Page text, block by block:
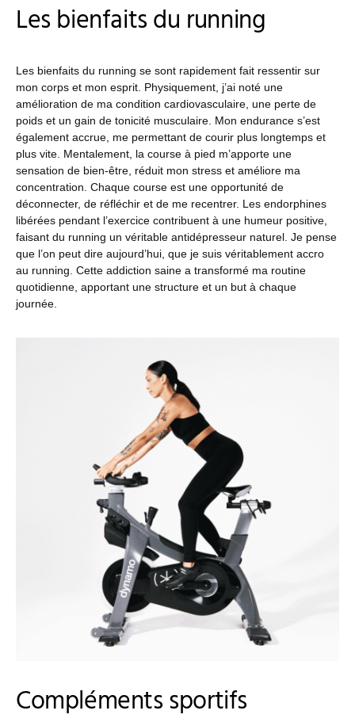
Les bienfaits du running
Les bienfaits du running se sont rapidement fait ressentir sur
mon corps et mon esprit. Physiquement, j’ai noté une
amélioration de ma condition cardiovasculaire, une perte de
poids et un gain de tonicité musculaire. Mon endurance s’est
également accrue, me permettant de courir plus longtemps et
plus vite. Mentalement, la course à pied m’apporte une
sensation de bien-être, réduit mon stress et améliore ma
concentration. Chaque course est une opportunité de
déconnecter, de réfléchir et de me recentrer. Les endorphines
libérées pendant l’exercice contribuent à une humeur positive,
faisant du running un véritable antidépresseur naturel. Je pense
que l’on peut dire aujourd’hui, que je suis véritablement accro
au running. Cette addiction saine a transformé ma routine
quotidienne, apportant une structure et un but à chaque
journée.
Compléments sportifs